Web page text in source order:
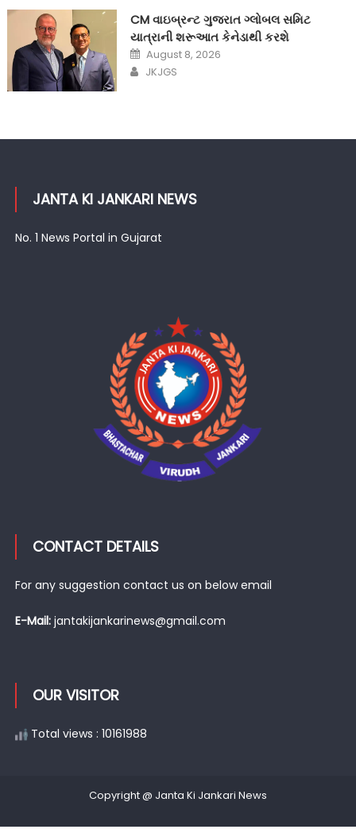
CM વાઇબ્રન્ટ ગુજરાત ગ્લોબલ સમિટ
યાત્રાની શરૂઆત કેનેડાથી કરશે
Posted
on
August 8, 2026
Author
JKJGS
JANTA KI JANKARI NEWS
No. 1 News Portal in Gujarat
CONTACT DETAILS
For any suggestion contact us on below email
E-Mail: jantakijankarinews@gmail.com
OUR VISITOR
Total views : 10161988
Copyright @ Janta Ki Jankari News